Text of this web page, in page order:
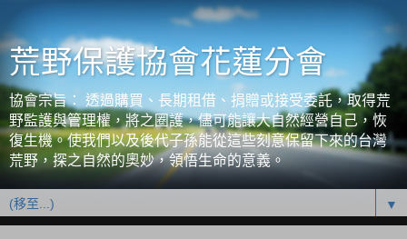
荒野保護協會花蓮分會
協會宗旨： 透過購買、長期租借、捐贈或接受委託，取得荒
野監護與管理權，將之圈護，儘可能讓大自然經營自己，恢
復生機。使我們以及後代子孫能從這些刻意保留下來的台灣
荒野，探之自然的奧妙，領悟生命的意義。
▼